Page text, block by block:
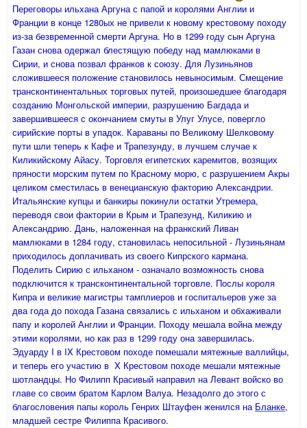
Переговоры ильхана Аргуна с папой и королями Англии и
Франции в конце 1280ых не привели к новому крестовому походу
из-за безвременной смерти Аргуна. Но в 1299 году сын Аргуна
Газан снова одержал блестящую победу над мамлюками в
Сирии, и снова позвал франков к союзу. Для Лузиньянов
сложившееся положение становилось невыносимым. Смещение
трансконтинентальных торговых путей, произошедшее благодаря
созданию Монгольской империи, разрушению Багдада и
завершившееся с окончанием смуты в Улуг Улусе, повергло
сирийские порты в упадок. Караваны по Великому Шелковому
пути шли теперь к Кафе и Трапезунду, в лучшем случае к
Киликийскому Айасу. Торговля египетских каремитов, возящих
пряности морским путем по Красному морю, с разрушением Акры
целиком сместилась в венецианскую факторию Александрии.
Итальянские купцы и банкиры покинули остатки Утремера,
переводя свои фактории в Крым и Трапезунд, Киликию и
Александрию. Дань, наложенная на франкский Ливан
мамлюками в 1284 году, становилась непосильной - Лузиньянам
приходилось доплачивать из своего Кипрского кармана.
Поделить Сирию с ильханом - означало возможность снова
подключится к трансконтинентальной торговле. Послы короля
Кипра и великие магистры тамплиеров и госпитальеров уже за
два года до похода Газана связались с ильханом и обхаживали
папу и королей Англии и Франции. Походу мешала война между
этими королями, но как раз в 1299 году она завершилась.
Эдуарду I в IX Крестовом походе помешали мятежные валлийцы,
и теперь его участию в X Крестовом походе мешали мятежные
шотландцы. Но Филипп Красивый направил на Левант войско во
главе со своим братом Карлом Валуа. Незадолго до этого с
благословения папы король Генрих Штауфен женился на Бланке,
младшей сестре Филиппа Красивого.